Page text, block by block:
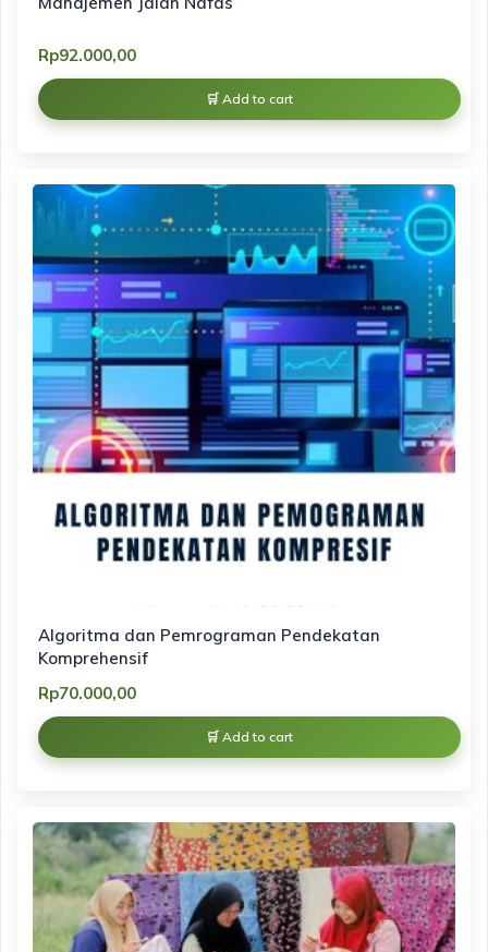
Rp92.000,00
Add to cart
Algoritma dan Pemrograman Pendekatan
Komprehensif
Rp70.000,00
Add to cart